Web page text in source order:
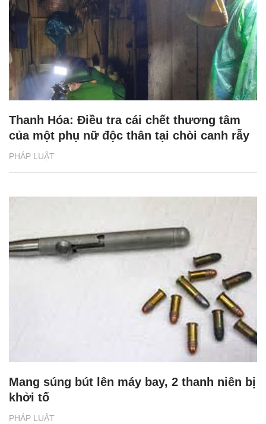
PHÁP LUẬT
Thanh Hóa: Điều tra cái chết thương tâm
của một phụ nữ độc thân tại chòi canh rẫy
PHÁP LUẬT
Mang súng bút lên máy bay, 2 thanh niên bị
khởi tố